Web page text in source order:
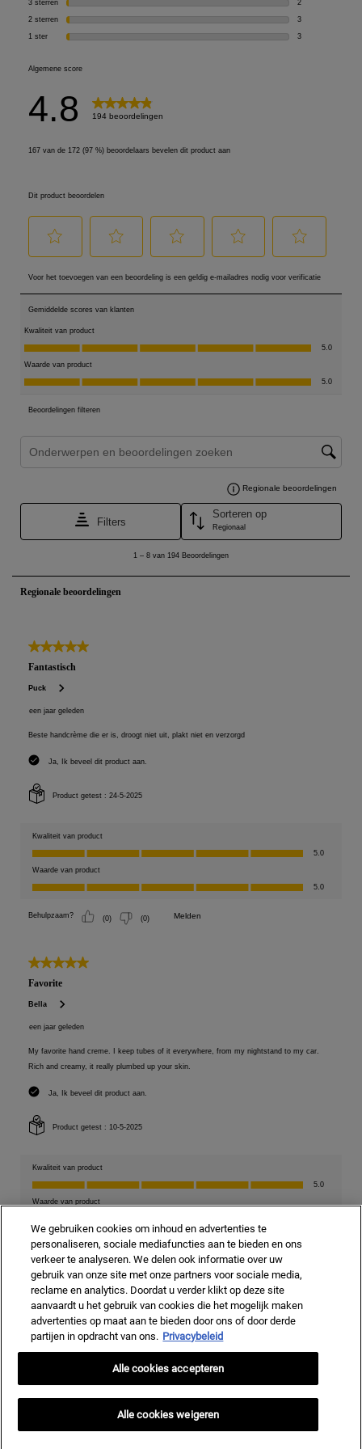
We gebruiken cookies om inhoud en advertenties te
personaliseren, sociale mediafuncties aan te bieden en ons
verkeer te analyseren. We delen ook informatie over uw
gebruik van onze site met onze partners voor sociale media,
reclame en analytics. Doordat u verder klikt op deze site
aanvaardt u het gebruik van cookies die het mogelijk maken
advertenties op maat aan te bieden door ons of door derde
partijen in opdracht van ons. Privacybeleid
Alle cookies weigeren
Alle cookies accepteren